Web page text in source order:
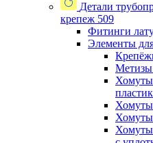
Детали
крепеж 509
Фитинги
Элементы
Метизы
Хомуты
Хомуты